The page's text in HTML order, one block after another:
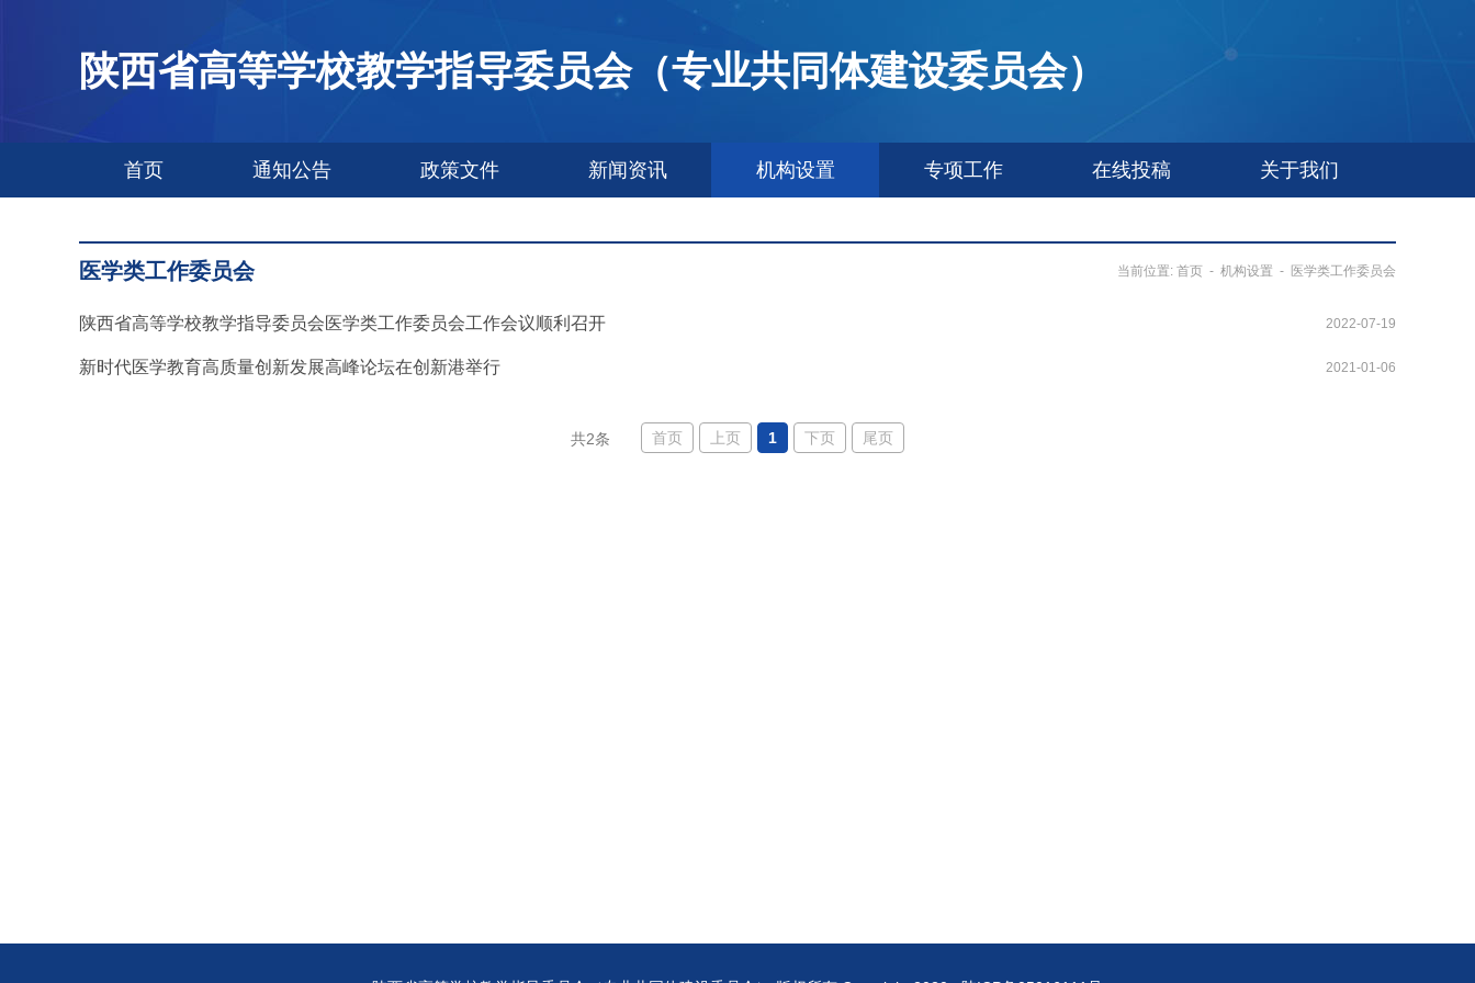
陕西省高等学校教学指导委员会（专业共同体建设委员会）
首页 通知公告 政策文件 新闻资讯 机构设置 专项工作 在线投稿 关于我们
当前位置: 首页 - 机构设置 - 医学类工作委员会
医学类工作委员会
2022-07-19
陕西省高等学校教学指导委员会医学类工作委员会工作会议顺利召开
2021-01-06
新时代医学教育高质量创新发展高峰论坛在创新港举行
共2条 首页 上页 1 下页 尾页